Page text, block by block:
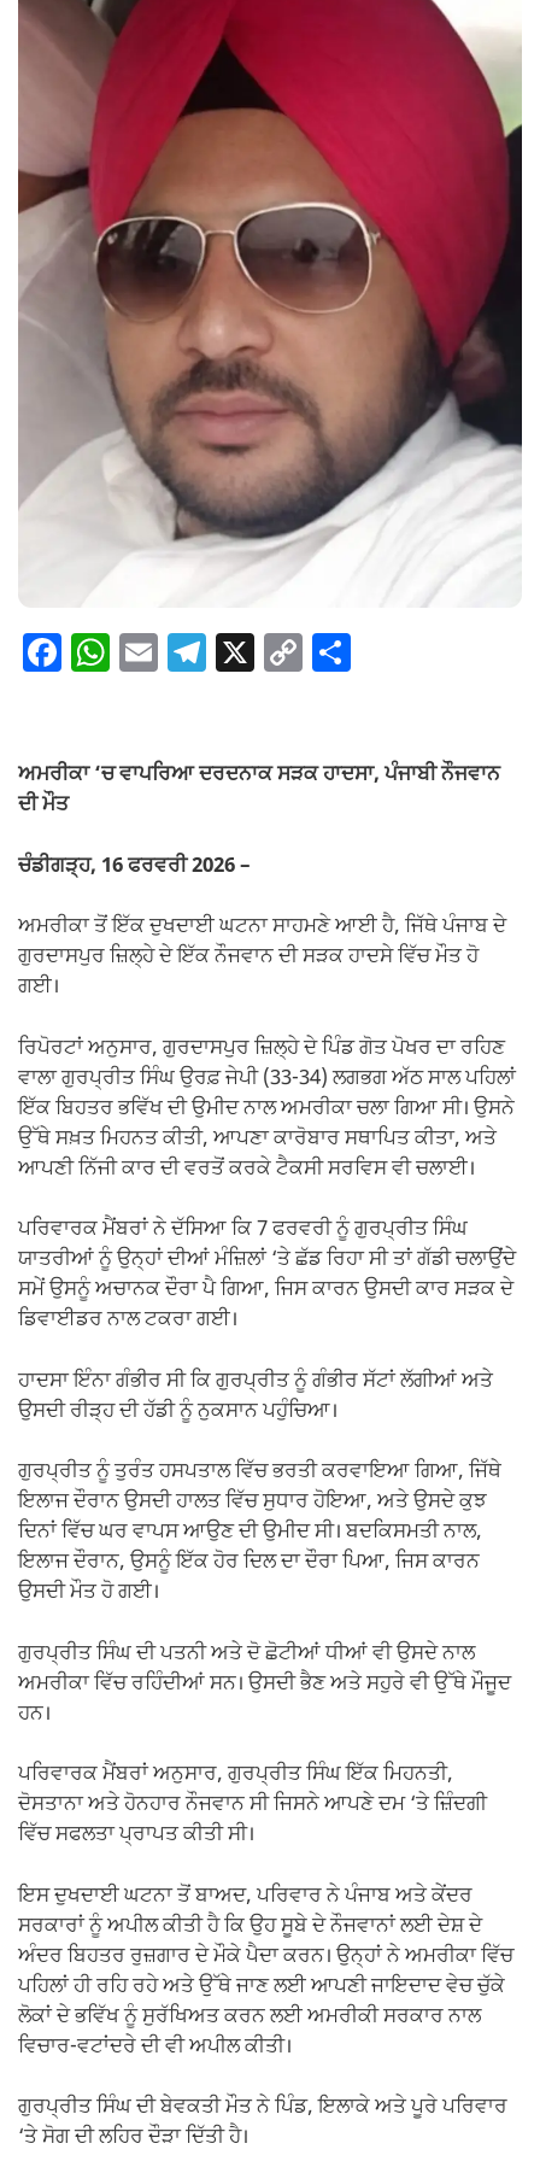
F
e
b
o
o
k
W
s
p
p
E T
gr
m
X C
y e
ਅਮਰੀਕਾ ‘ਚ ਵਾਪਰਿਆ ਦਰਦਨਾਕ ਸੜਕ ਹਾਦਸਾ, ਪੰਜਾਬੀ ਨੌਜਵਾਨ
ਦੀ ਮੌਤ
ਚੰਡੀਗੜ੍ਹ, 16 ਫਰਵਰੀ 2026 –
ਅਮਰੀਕਾ ਤੋਂ ਇੱਕ ਦੁਖਦਾਈ ਘਟਨਾ ਸਾਹਮਣੇ ਆਈ ਹੈ, ਜਿੱਥੇ ਪੰਜਾਬ ਦੇ
ਗੁਰਦਾਸਪੁਰ ਜ਼ਿਲ੍ਹੇ ਦੇ ਇੱਕ ਨੌਜਵਾਨ ਦੀ ਸੜਕ ਹਾਦਸੇ ਵਿੱਚ ਮੌਤ ਹੋ
ਗਈ।
ਰਿਪੋਰਟਾਂ ਅਨੁਸਾਰ, ਗੁਰਦਾਸਪੁਰ ਜ਼ਿਲ੍ਹੇ ਦੇ ਪਿੰਡ ਗੋਤ ਪੋਖਰ ਦਾ ਰਹਿਣ
ਵਾਲਾ ਗੁਰਪ੍ਰੀਤ ਸਿੰਘ ਉਰਫ਼ ਜੇਪੀ (33-34) ਲਗਭਗ ਅੱਠ ਸਾਲ ਪਹਿਲਾਂ
ਇੱਕ ਬਿਹਤਰ ਭਵਿੱਖ ਦੀ ਉਮੀਦ ਨਾਲ ਅਮਰੀਕਾ ਚਲਾ ਗਿਆ ਸੀ। ਉਸਨੇ
ਉੱਥੇ ਸਖ਼ਤ ਮਿਹਨਤ ਕੀਤੀ, ਆਪਣਾ ਕਾਰੋਬਾਰ ਸਥਾਪਿਤ ਕੀਤਾ, ਅਤੇ
ਆਪਣੀ ਨਿੱਜੀ ਕਾਰ ਦੀ ਵਰਤੋਂ ਕਰਕੇ ਟੈਕਸੀ ਸਰਵਿਸ ਵੀ ਚਲਾਈ।
ਪਰਿਵਾਰਕ ਮੈਂਬਰਾਂ ਨੇ ਦੱਸਿਆ ਕਿ 7 ਫਰਵਰੀ ਨੂੰ ਗੁਰਪ੍ਰੀਤ ਸਿੰਘ
ਯਾਤਰੀਆਂ ਨੂੰ ਉਨ੍ਹਾਂ ਦੀਆਂ ਮੰਜ਼ਿਲਾਂ ‘ਤੇ ਛੱਡ ਰਿਹਾ ਸੀ ਤਾਂ ਗੱਡੀ ਚਲਾਉਂਦੇ
ਸਮੇਂ ਉਸਨੂੰ ਅਚਾਨਕ ਦੌਰਾ ਪੈ ਗਿਆ, ਜਿਸ ਕਾਰਨ ਉਸਦੀ ਕਾਰ ਸੜਕ ਦੇ
ਡਿਵਾਈਡਰ ਨਾਲ ਟਕਰਾ ਗਈ।
ਹਾਦਸਾ ਇੰਨਾ ਗੰਭੀਰ ਸੀ ਕਿ ਗੁਰਪ੍ਰੀਤ ਨੂੰ ਗੰਭੀਰ ਸੱਟਾਂ ਲੱਗੀਆਂ ਅਤੇ
ਉਸਦੀ ਰੀੜ੍ਹ ਦੀ ਹੱਡੀ ਨੂੰ ਨੁਕਸਾਨ ਪਹੁੰਚਿਆ।
ਗੁਰਪ੍ਰੀਤ ਨੂੰ ਤੁਰੰਤ ਹਸਪਤਾਲ ਵਿੱਚ ਭਰਤੀ ਕਰਵਾਇਆ ਗਿਆ, ਜਿੱਥੇ
ਇਲਾਜ ਦੌਰਾਨ ਉਸਦੀ ਹਾਲਤ ਵਿੱਚ ਸੁਧਾਰ ਹੋਇਆ, ਅਤੇ ਉਸਦੇ ਕੁਝ
ਦਿਨਾਂ ਵਿੱਚ ਘਰ ਵਾਪਸ ਆਉਣ ਦੀ ਉਮੀਦ ਸੀ। ਬਦਕਿਸਮਤੀ ਨਾਲ,
ਇਲਾਜ ਦੌਰਾਨ, ਉਸਨੂੰ ਇੱਕ ਹੋਰ ਦਿਲ ਦਾ ਦੌਰਾ ਪਿਆ, ਜਿਸ ਕਾਰਨ
ਉਸਦੀ ਮੌਤ ਹੋ ਗਈ।
ਗੁਰਪ੍ਰੀਤ ਸਿੰਘ ਦੀ ਪਤਨੀ ਅਤੇ ਦੋ ਛੋਟੀਆਂ ਧੀਆਂ ਵੀ ਉਸਦੇ ਨਾਲ
ਅਮਰੀਕਾ ਵਿੱਚ ਰਹਿੰਦੀਆਂ ਸਨ। ਉਸਦੀ ਭੈਣ ਅਤੇ ਸਹੁਰੇ ਵੀ ਉੱਥੇ ਮੌਜੂਦ
ਹਨ।
ਪਰਿਵਾਰਕ ਮੈਂਬਰਾਂ ਅਨੁਸਾਰ, ਗੁਰਪ੍ਰੀਤ ਸਿੰਘ ਇੱਕ ਮਿਹਨਤੀ,
ਦੋਸਤਾਨਾ ਅਤੇ ਹੋਨਹਾਰ ਨੌਜਵਾਨ ਸੀ ਜਿਸਨੇ ਆਪਣੇ ਦਮ ‘ਤੇ ਜ਼ਿੰਦਗੀ
ਵਿੱਚ ਸਫਲਤਾ ਪ੍ਰਾਪਤ ਕੀਤੀ ਸੀ।
ਇਸ ਦੁਖਦਾਈ ਘਟਨਾ ਤੋਂ ਬਾਅਦ, ਪਰਿਵਾਰ ਨੇ ਪੰਜਾਬ ਅਤੇ ਕੇਂਦਰ
ਸਰਕਾਰਾਂ ਨੂੰ ਅਪੀਲ ਕੀਤੀ ਹੈ ਕਿ ਉਹ ਸੂਬੇ ਦੇ ਨੌਜਵਾਨਾਂ ਲਈ ਦੇਸ਼ ਦੇ
ਅੰਦਰ ਬਿਹਤਰ ਰੁਜ਼ਗਾਰ ਦੇ ਮੌਕੇ ਪੈਦਾ ਕਰਨ। ਉਨ੍ਹਾਂ ਨੇ ਅਮਰੀਕਾ ਵਿੱਚ
ਪਹਿਲਾਂ ਹੀ ਰਹਿ ਰਹੇ ਅਤੇ ਉੱਥੇ ਜਾਣ ਲਈ ਆਪਣੀ ਜਾਇਦਾਦ ਵੇਚ ਚੁੱਕੇ
ਲੋਕਾਂ ਦੇ ਭਵਿੱਖ ਨੂੰ ਸੁਰੱਖਿਅਤ ਕਰਨ ਲਈ ਅਮਰੀਕੀ ਸਰਕਾਰ ਨਾਲ
ਵਿਚਾਰ-ਵਟਾਂਦਰੇ ਦੀ ਵੀ ਅਪੀਲ ਕੀਤੀ।
ਗੁਰਪ੍ਰੀਤ ਸਿੰਘ ਦੀ ਬੇਵਕਤੀ ਮੌਤ ਨੇ ਪਿੰਡ, ਇਲਾਕੇ ਅਤੇ ਪੂਰੇ ਪਰਿਵਾਰ
‘ਤੇ ਸੋਗ ਦੀ ਲਹਿਰ ਦੌੜਾ ਦਿੱਤੀ ਹੈ।